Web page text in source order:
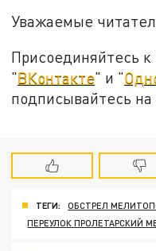
Уважаемые
Присоединяйтесь к
"ВКонтакте" и "
подписывайтесь
ТЕГИ:
ОБСТРЕЛ
ПЕРЕУЛОК ПРОЛЕТАРСКИЙ